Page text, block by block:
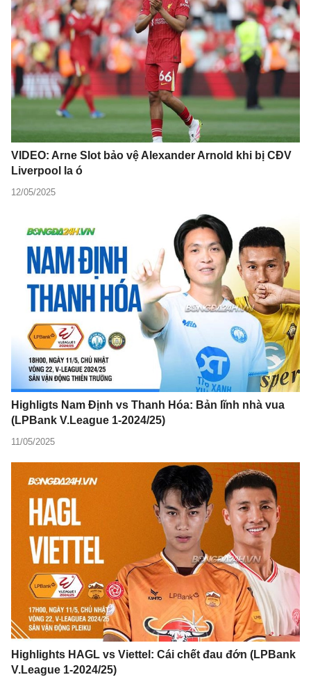
VIDEO: Arne Slot bảo vệ Alexander Arnold khi bị CĐV
Liverpool la ó
12/05/2025
Highligts Nam Định vs Thanh Hóa: Bản lĩnh nhà vua
(LPBank V.League 1-2024/25)
11/05/2025
Highlights HAGL vs Viettel: Cái chết đau đớn (LPBank
V.League 1-2024/25)